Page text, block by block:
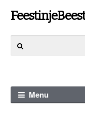
Ga
naar
navigatie
Ga
naar
de
naar:
Menu